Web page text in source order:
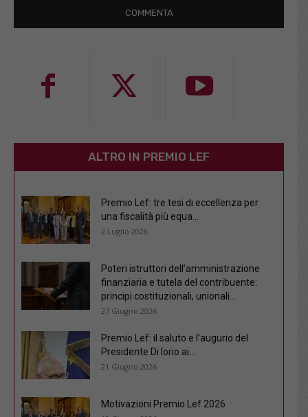
ALTRO IN PREMIO LEF
Premio Lef: tre tesi di eccellenza per
una fiscalità più equa...
2 Luglio 2026
Poteri istruttori dell’amministrazione
finanziaria e tutela del contribuente:
principi costituzionali, unionali...
27 Giugno 2026
Premio Lef: il saluto e l’augurio del
Presidente Di Iorio ai...
21 Giugno 2026
Motivazioni Premio Lef 2026